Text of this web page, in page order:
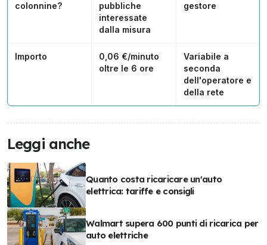
colonnine?
pubbliche
interessate
dalla misura
gestore
Importo
0,06 €/minuto
oltre le 6 ore
Variabile a
seconda
dell'operatore e
della rete
Leggi anche
Quanto costa ricaricare un'auto
elettrica: tariffe e consigli
Walmart supera 600 punti di ricarica per
auto elettriche